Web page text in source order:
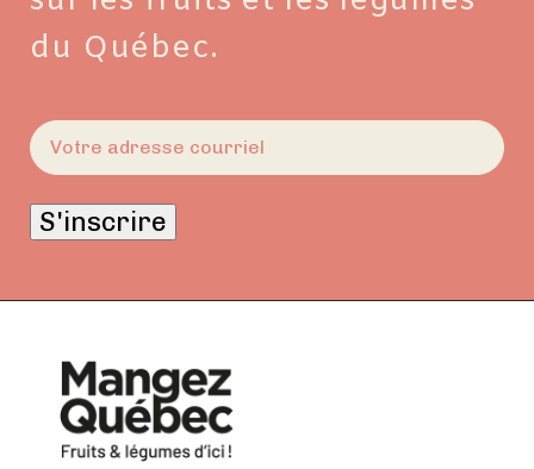
du Québec.
E-
mail(Nécessaire)
S'inscrire